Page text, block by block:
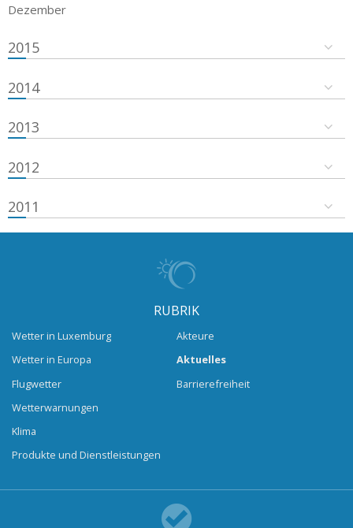
Dezember
2015
2014
2013
2012
2011
RUBRIK
Wetter in Luxemburg
Wetter in Europa
Flugwetter
Wetterwarnungen
Klima
Produkte und Dienstleistungen
Akteure
Aktuelles
Barrierefreiheit